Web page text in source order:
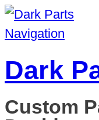
Navigation
Dark
Custom